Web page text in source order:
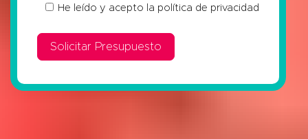
He leído y acepto la política de privacidad